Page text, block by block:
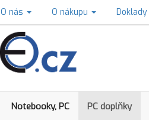
O nás O nákupu Doklady
Notebooky, PC PC doplňky